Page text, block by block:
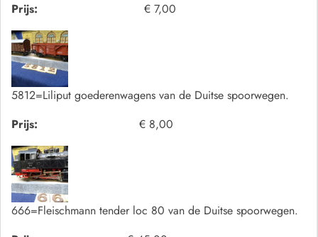
Prijs:
€ 7,00
5812=Liliput goederenwagens van de Duitse spoorwegen.
Prijs:
€ 8,00
666=Fleischmann tender loc 80 van de Duitse spoorwegen.